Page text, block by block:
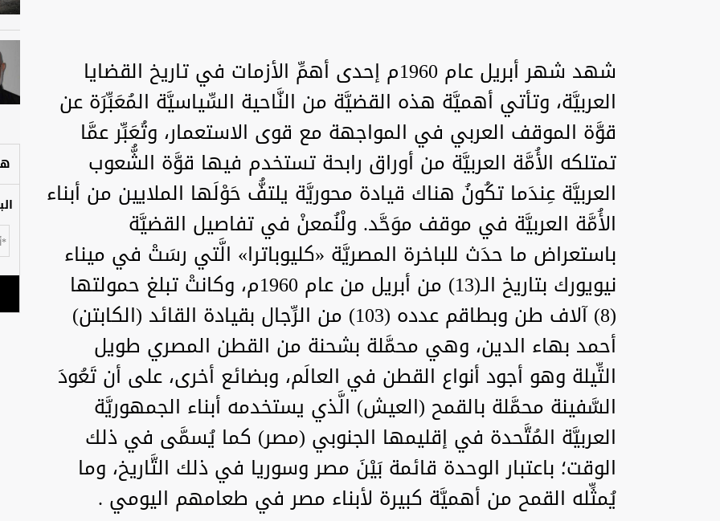
شهد شهر أبريل عام 1960م إحدى أهمِّ الأزمات في تاريخ القضايا
العربيَّة، وتأتي أهميَّة هذه القضيَّة من النَّاحية السِّياسيَّة المُعَبِّرَة عن
قوَّة الموقف العربي في المواجهة مع قوى الاستعمار، وتُعَبِّر عمَّا
تمتلكه الأُمَّة العربيَّة من أوراق رابحة تستخدم فيها قوَّة الشُّعوب
العربيَّة عِندَما تكُونُ هناك قيادة محوريَّة يلتفُّ حَوْلَها الملايين من أبناء
الأُمَّة العربيَّة في موقف موَحَّد. ولْنُمعنْ في تفاصيل القضيَّة
باستعراض ما حدَث للباخرة المصريَّة «كليوباترا» الَّتي رسَتْ في ميناء
نيويورك بتاريخ الـ(13) من أبريل من عام 1960م، وكانتْ تبلغ حمولتها
(8) آلاف طن وبطاقم عدده (103) من الرِّجال بقيادة القائد (الكابتن)
أحمد بهاء الدين، وهي محمَّلة بشحنة من القطن المصري طويل
التِّيلة وهو أجود أنواع القطن في العالَم، وبضائع أخرى، على أن تَعُودَ
السَّفينة محمَّلة بالقمح (العيش) الَّذي يستخدمه أبناء الجمهوريَّة
العربيَّة المُتَّحدة في إقليمها الجنوبي (مصر) كما يُسمَّى في ذلك
الوقت؛ باعتبار الوحدة قائمة بَيْنَ مصر وسوريا في ذلك التَّاريخ، وما
يُمثِّله القمح من أهميَّة كبيرة لأبناء مصر في طعامهم اليومي .